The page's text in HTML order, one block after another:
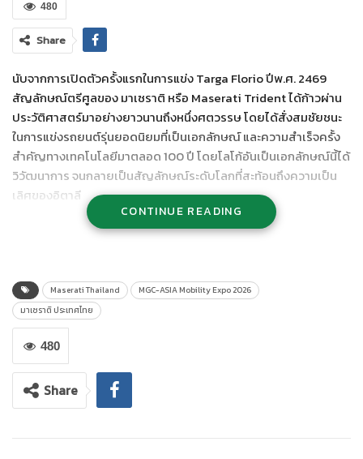
480
Share
นับจากการเปิดตัวครั้งแรกในการแข่ง Targa Florio ปีพ.ศ. 2469
สัญลักษณ์ตรีศูลของ มาเซราติ หรือ Maserati Trident ได้ก้าวผ่าน
ประวัติศาสตร์มาอย่างยาวนานถึงหนึ่งศตวรรษ โดยได้สั่งสมชัยชนะ
ในการแข่งรถยนต์รุ่นยอดนิยมที่เป็นเอกลักษณ์ และความสำเร็จครั้ง
สำคัญทางเทคโนโลยีมาตลอด 100 ปี โดยโลโก้อันเป็นเอกลักษณ์นี้ได้
วิวัฒนาการ จนกลายเป็นสัญลักษณ์ระดับโลกที่สะท้อนถึงความเป็น
เลิศของอิตาลี
มร. ซานโต ฟิซิลี (Santo Ficili) ประธานเจ้าหน้าที่ฝ่ายปฏิบัติการ มา
ไม่ได้ ประกอบไปด้วยชัยชนะบนสนามแข่ง ยนตรกรรมระดับไอคอน
นิค และความสำเร็จทางเทคโนโลยี ล้วนเป็นสิ่งที่บุคลากรของ มาเซรา
ติ ร่วมกันอนุรักษ์และพลิกฟื้นให้สดใหม่อยู่เสมอ อีกทั้งในปีนี้ เรายังได้
เฉลิมฉลองครบรอบ 112 ปี แห่งการก่อตั้งบริษัท ซึ่งเป็นการตอกย้ำ
สถานของการเป็นแบรนด์ที่มีประวัติศาสตร์ยาวนานที่สุดในเขตมอเต
อร์แวลลีย์ และเป็นหนึ่งในทูตทางวัฒนธรรมของสินค้าที่ผลิตในอิตาลี
บนเวทีระดับสากล นี่คือเหตุผลที่เรามองไปยังอนาคตด้วยความมั่นคง
CONTINUE READING
Maserati Thailand
MGC-ASIA Mobility Expo 2026
มาเซราติ ประเทศไทย
480
Share